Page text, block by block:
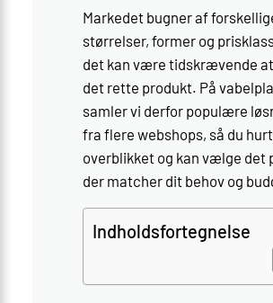
Markedet bugner af
størrelser, former og
det kan være tidskrævende
det rette produkt. På
samler vi derfor populære
fra flere webshops, så du
overblikket og kan vælge det
der matcher dit behov og
Indholdsfortegnelse